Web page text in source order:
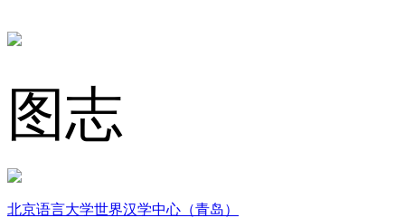
图志
北京语言大学世界汉学中心（青岛）